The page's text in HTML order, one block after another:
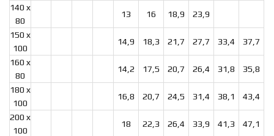
140 x
80
13 16 18,9 23,9
150 x
100
14,9 18,3 21,7 27,7 33,4 37,7
160 x
80
14,2 17,5 20,7 26,4 31,8 35,8
180 x
100
16,8 20,7 24,5 31,4 38,1 43,4
200 x
100
18 22,3 26,4 33,9 41,3 47,1